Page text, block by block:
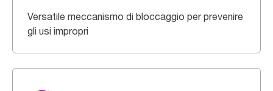
Versatile meccanismo di bloccaggio per prevenire
gli usi impropri